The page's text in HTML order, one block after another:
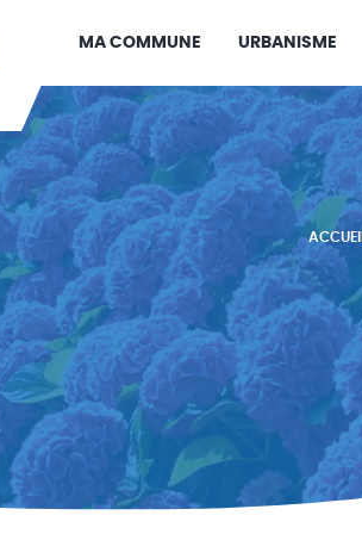
MA COMMUNE URBANISME
ACCUEIL